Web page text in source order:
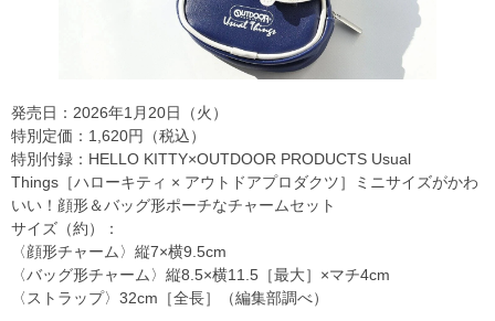
発売日：2026年1月20日（火）
特別定価：1,620円（税込）
特別付録：HELLO KITTY×OUTDOOR PRODUCTS Usual
Things［ハローキティ × アウトドアプロダクツ］ミニサイズがかわ
いい！顔形＆バッグ形ポーチなチャームセット
サイズ（約）：
〈顔形チャーム〉縦7×横9.5cm
〈バッグ形チャーム〉縦8.5×横11.5［最大］×マチ4cm
〈ストラップ〉32cm［全長］（編集部調べ）